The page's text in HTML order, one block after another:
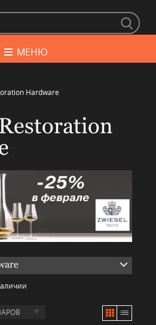
МЕНЮ
Hardware